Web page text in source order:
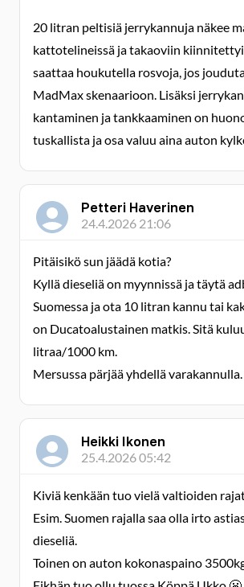
20 litran peltisiä jerrykannuja näkee
kattotelineissä ja takaoviin
saattaa houkutella rosvoja, jos
MadMax skenaarioon. Lisäksi
kantaminen ja tankkaaminen on
tuskallista ja osa valuu aina auton
Petteri Haverinen
24.4.2026 21:06
Pitäisikö sun jäädä kotia?
Kyllä dieseliä on myynnissä ja täytä
Suomessa ja ota 10 litran kannu tai
on Ducatoalustainen matkis. Sitä
litraa/1000 km.
Mersussa pärjää yhdellä varakannulla.
Heikki Ikonen
25.4.2026 05:42
Kiviä kenkään tuo vielä valtioiden
Esim. Suomen rajalla saa olla irto
dieseliä.
Toinen on auton kokonaspaino